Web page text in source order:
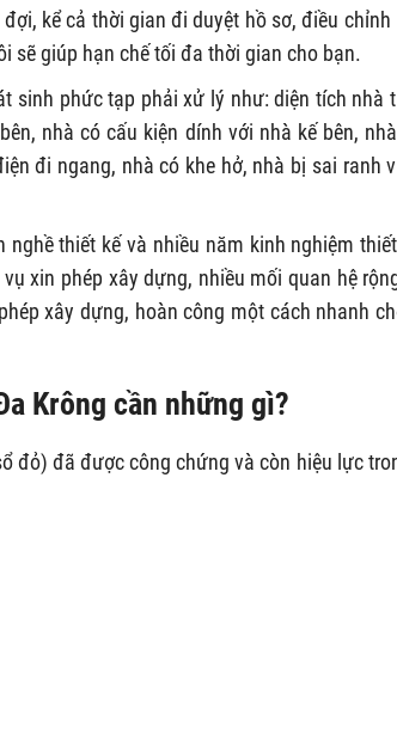
kể cả thời gian đi duyệt hồ sơ, điều chỉnh
sẽ giúp hạn chế tối đa thời gian cho bạn.
sinh phức tạp phải xử lý như: diện tích nhà
nhà có cấu kiện dính với nhà kế bên,
đi ngang, nhà có khe hở, nhà bị sai ranh
thiết kế và nhiều năm kinh nghiệm
xin phép xây dựng, nhiều mối quan hệ
xây dựng, hoàn công một cách nhanh
Krông cần những gì?
đỏ) đã được công chứng và còn hiệu lực